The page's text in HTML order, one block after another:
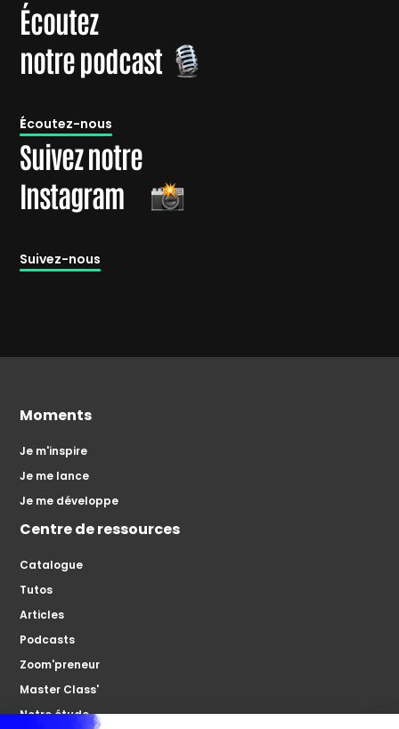
Écoutez
notre podcast
Écoutez-nous
Suivez notre
Instagram
Suivez-nous
Moments
Je m'inspire
Je me lance
Je me développe
Centre de ressources
Catalogue
Tutos
Articles
Podcasts
Zoom'preneur
Master Class'
Notre étude